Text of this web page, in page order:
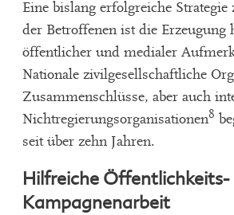
Eine bislang erfolgreiche
der Betroffenen ist die Erzeugung
öffentlicher und medialer
Nationale zivilgesellschaftliche
Zusammenschlüsse, aber auch
Nichtregierungsorganisationen8
seit über zehn Jahren.
Hilfreiche Öffentlichkeits-
Kampagnenarbeit